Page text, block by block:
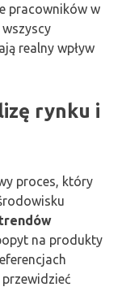
pracowników w
realny wpływ
rynku i
proces, który
trendów
na produkty